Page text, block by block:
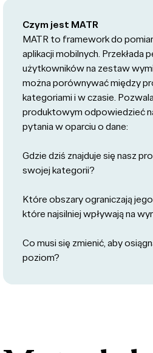
Czym jest MATR
MATR to framework do
aplikacji mobilnych. Przekłada
użytkowników na zestaw
można porównywać między
kategoriami i w czasie.
produktowym odpowiedzieć
pytania w oparciu o dane:
Gdzie dziś znajduje się nasz
swojej kategorii?
Które obszary ograniczają jego
które najsilniej wpływają na
Co musi się zmienić, aby
poziom?